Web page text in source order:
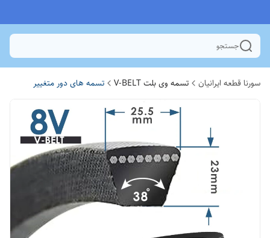
جستجو
سورنا قطعه ایرانیان تسمه وی بلت V-BELT تسمه های دور متغییر